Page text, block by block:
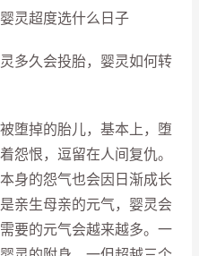
灵超度选什么日子
久会投胎，婴灵如何转
掉的胎儿，基本上，堕
怨恨，逗留在人间复仇。
身的怨气也会因日渐成长
亲生母亲的元气，婴灵会
要的元气会越来越多。一